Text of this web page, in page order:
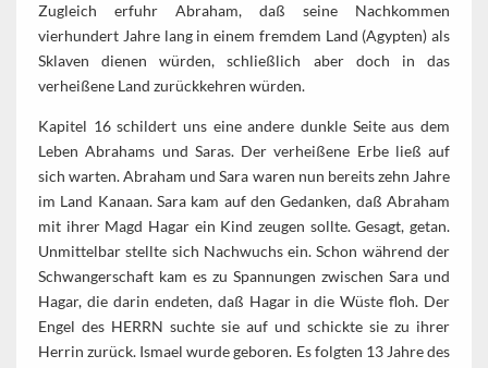
Zugleich erfuhr Abraham, daß seine Nachkommen
vierhundert Jahre lang in einem fremdem Land (Agypten) als
Sklaven dienen würden, schließlich aber doch in das
verheißene Land zurückkehren würden.
Kapitel 16 schildert uns eine andere dunkle Seite aus dem
Leben Abrahams und Saras. Der verheißene Erbe ließ auf
sich warten. Abraham und Sara waren nun bereits zehn Jahre
im Land Kanaan. Sara kam auf den Gedanken, daß Abraham
mit ihrer Magd Hagar ein Kind zeugen sollte. Gesagt, getan.
Unmittelbar stellte sich Nachwuchs ein. Schon während der
Schwangerschaft kam es zu Spannungen zwischen Sara und
Hagar, die darin endeten, daß Hagar in die Wüste floh. Der
Engel des HERRN suchte sie auf und schickte sie zu ihrer
Herrin zurück. Ismael wurde geboren. Es folgten 13 Jahre des